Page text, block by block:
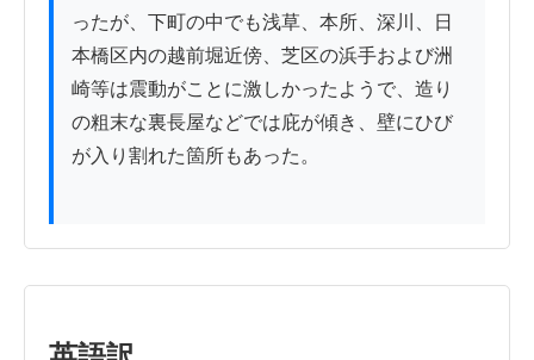
ったが、下町の中でも浅草、本所、深川、日
本橋区内の越前堀近傍、芝区の浜手および洲
崎等は震動がことに激しかったようで、造り
の粗末な裏長屋などでは庇が傾き、壁にひび
が入り割れた箇所もあった。